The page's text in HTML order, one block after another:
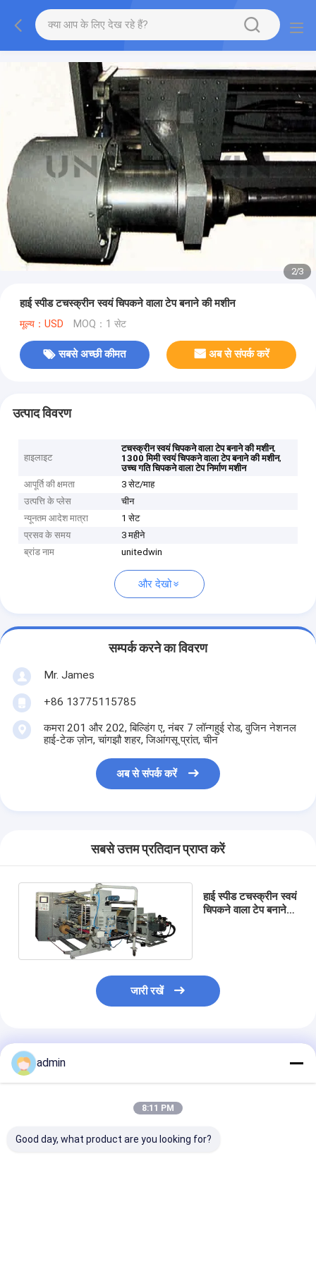
2/3
हाई स्पीड टचस्क्रीन स्वयं चिपकने वाला टेप बनाने की मशीन
मूल्य：USD MOQ：1 सेट
सबसे अच्छी कीमत अब से संपर्क करें
उत्पाद विवरण
हाइलाइट
टचस्क्रीन स्वयं चिपकने वाला टेप बनाने की मशीन,
1300 मिमी स्वयं चिपकने वाला टेप बनाने की मशीन,
उच्च गति चिपकने वाला टेप निर्माण मशीन
आपूर्ति की क्षमता
3 सेट/माह
उत्पत्ति के प्लेस
चीन
न्यूनतम आदेश मात्रा
1 सेट
प्रसव के समय
3 महीने
ब्रांड नाम
unitedwin
और देखो
सम्पर्क करने का विवरण
Mr. James
+86 13775115785
कमरा 201 और 202, बिल्डिंग ए, नंबर 7 लॉन्गहुई रोड, वुजिन नेशनल
हाई-टेक ज़ोन, चांगझौ शहर, जिआंगसू प्रांत, चीन
अब से संपर्क करें
सबसे उत्तम प्रतिदान प्राप्त करें
हाई स्पीड टचस्क्रीन स्वयं
चिपकने वाला टेप बनाने
जारी रखें
अनुशंसित उत्पाद
admin
8:11 PM
Good day, what product are you looking for?